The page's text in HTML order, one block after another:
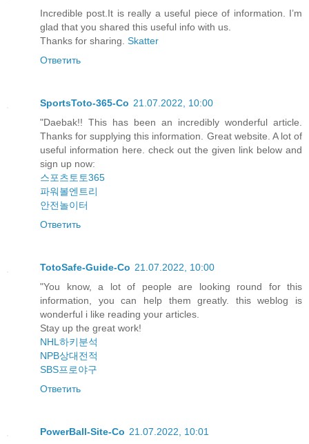
Incredible post.It is really a useful piece of information. I’m
glad that you shared this useful info with us.
Thanks for sharing. Skatter
Ответить
SportsToto-365-Co 21.07.2022, 10:00
"Daebak!! This has been an incredibly wonderful article.
Thanks for supplying this information. Great website. A lot of
useful information here. check out the given link below and
sign up now:
스포츠토토365
파워볼엔트리
안전놀이터
Ответить
TotoSafe-Guide-Co 21.07.2022, 10:00
"You know, a lot of people are looking round for this
information, you can help them greatly. this weblog is
wonderful i like reading your articles.
Stay up the great work!
NHL하키분석
NPB상대전적
SBS프로야구
Ответить
PowerBall-Site-Co 21.07.2022, 10:01